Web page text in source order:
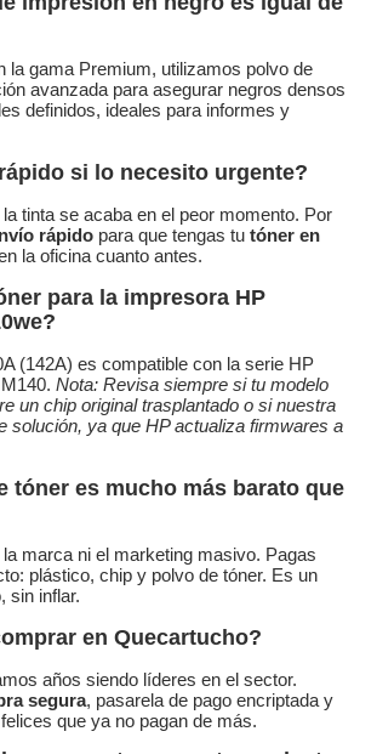
la gama Premium, utilizamos polvo de
avanzada para asegurar negros densos
definidos, ideales para informes y
si lo necesito urgente?
tinta se acaba en el peor momento. Por
rápido para que tengas tu tóner en
la oficina cuanto antes.
para la impresora HP
(142A) es compatible con la serie HP
Nota: Revisa siempre si tu modelo
un chip original trasplantado o si nuestra
solución, ya que HP actualiza firmwares a
tóner es mucho más barato que
marca ni el marketing masivo. Pagas
plástico, chip y polvo de tóner. Es un
sin inflar.
en Quecartucho?
años siendo líderes en el sector.
segura, pasarela de pago encriptada y
que ya no pagan de más.